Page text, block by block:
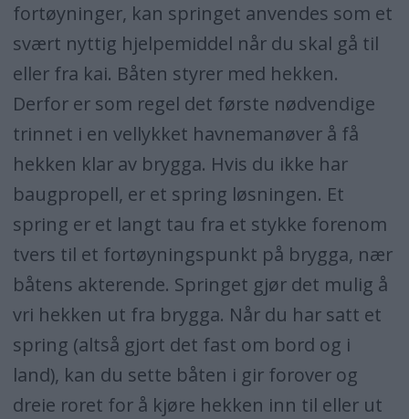
fortøyninger, kan springet anvendes som et
svært nyttig hjelpemiddel når du skal gå til
eller fra kai. Båten styrer med hekken.
Derfor er som regel det første nødvendige
trinnet i en vellykket havnemanøver å få
hekken klar av brygga. Hvis du ikke har
baugpropell, er et spring løsningen. Et
spring er et langt tau fra et stykke forenom
tvers til et fortøyningspunkt på brygga, nær
båtens akterende. Springet gjør det mulig å
vri hekken ut fra brygga. Når du har satt et
spring (altså gjort det fast om bord og i
land), kan du sette båten i gir forover og
dreie roret for å kjøre hekken inn til eller ut